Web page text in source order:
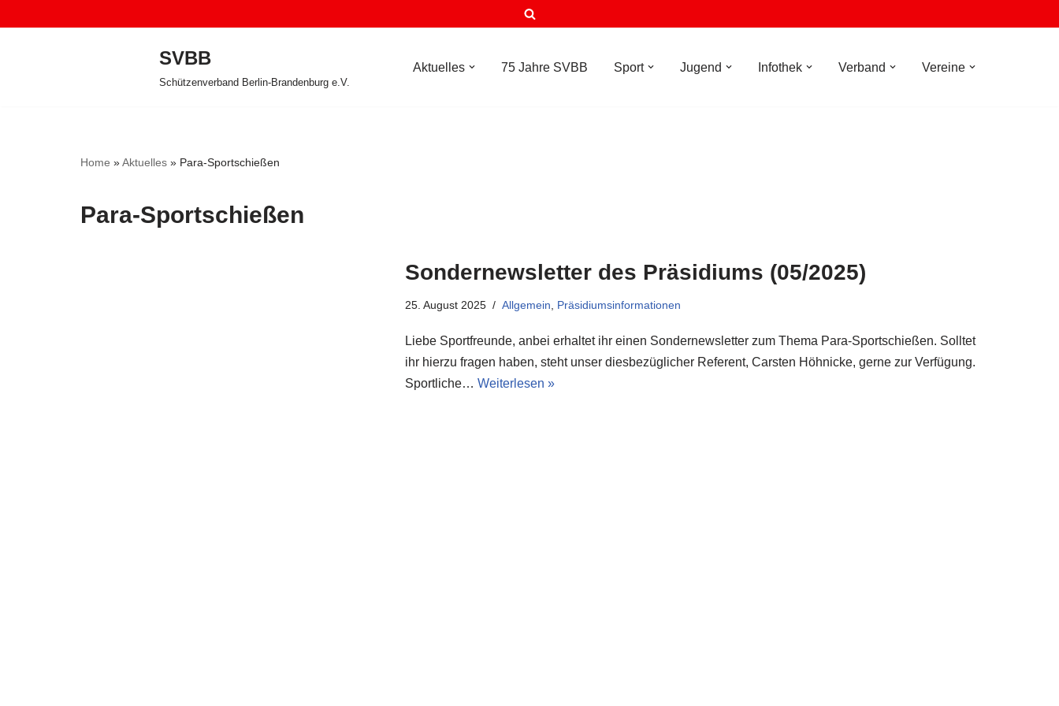
SVBB
Schützenverband Berlin-Brandenburg e.V.
Aktuelles 75 Jahre SVBB Sport Jugend Infothek Verband Vereine
Home »Aktuelles » Para-Sportschießen
Para-Sportschießen
Sondernewsletter des Präsidiums (05/2025)
25. August 2025 Allgemein Präsidiumsinformationen
Liebe Sportfreunde, anbei erhaltet ihr einen Sondernewsletter zum Thema Para-Sportschießen. Solltet
ihr hierzu fragen haben, steht unser diesbezüglicher Referent, Carsten Höhnicke, gerne zur Verfügung.
Sportliche… Weiterlesen »